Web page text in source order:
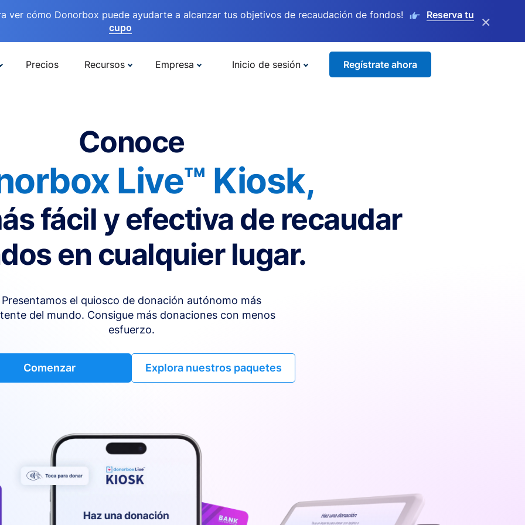
ver cómo Donorbox puede ayudarte a alcanzar tus objetivos de recaudación de fondos!
Reserva tu
cupo
×
Precios Recursos Empresa Inicio de sesión Regístrate ahora
Conoce
Live™ Kiosk,
fácil y efectiva de recaudar
en cualquier lugar.
Presentamos el quiosco de donación autónomo más
del mundo. Consigue más donaciones con menos
esfuerzo.
Comenzar Explora nuestros paquetes